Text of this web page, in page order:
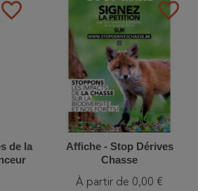
favorite_border
de la
favorite_border
Affiche - Stop Dérives
Chasse
À partir de 0,00 €